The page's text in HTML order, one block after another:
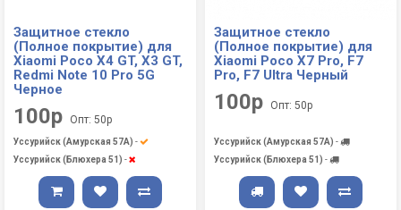
Защитное стекло
(Полное покрытие) для
Xiaomi Poco X4 GT, X3 GT,
Redmi Note 10 Pro 5G
Черное
100р Опт: 50р
Уссурийск (Амурская 57А) -
Уссурийск (Блюхера 51) -
Защитное стекло
(Полное покрытие) для
Xiaomi Poco X7 Pro, F7
Pro, F7 Ultra Черный
100р Опт: 50р
Уссурийск (Амурская 57А) -
Уссурийск (Блюхера 51) -